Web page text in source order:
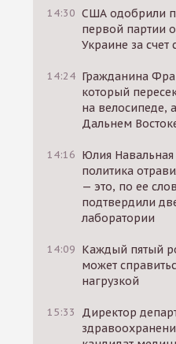
14:30 США одобрили
первой партии
Украине за счет
14:24 Гражданина
который
на велосипеде,
Дальнем
14:16 Юлия Навальная
политика
— это, по ее
подтвердили
лаборатории
14:09 Каждый пятый
может
нагрузкой
15:33
Директор